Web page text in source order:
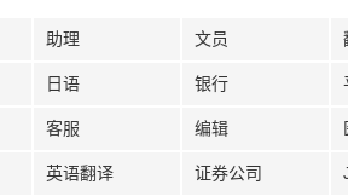
助理 文员
日语 银行
客服 编辑
英语翻译 证券公司